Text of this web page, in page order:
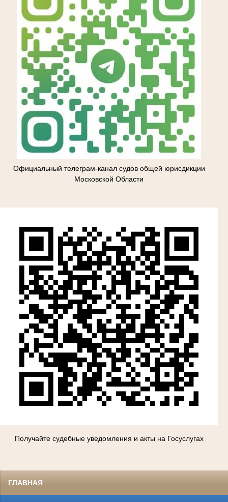
Официальный телеграм-канал судов общей юрисдикции
Московской Области
Получайте судебные уведомления и акты на Госуслугах
ГЛАВНАЯ